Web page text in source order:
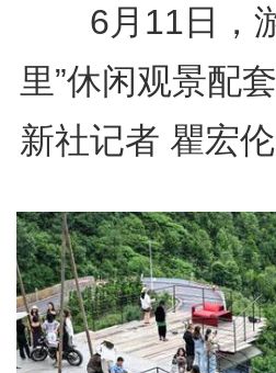
6月11日，游
里”休闲观景配
新社记者 瞿宏